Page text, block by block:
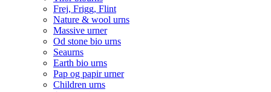
Frej, Frigg, Flint
Nature & wool urns
Massive urner
Od stone bio urns
Seaurns
Earth bio urns
Pap og papir urner
Children urns